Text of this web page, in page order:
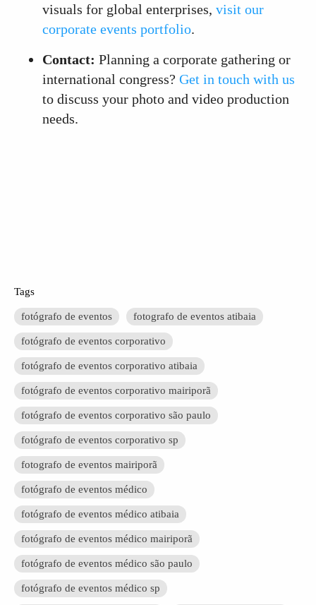
visuals for global enterprises, visit our
corporate events portfolio.
Contact: Planning a corporate gathering or
international congress? Get in touch with us
to discuss your photo and video production
needs.
Tags
fotógrafo de eventos fotografo de eventos atibaia
fotógrafo de eventos corporativo
fotógrafo de eventos corporativo atibaia
fotógrafo de eventos corporativo mairiporã
fotógrafo de eventos corporativo são paulo
fotógrafo de eventos corporativo sp
fotografo de eventos mairiporã
fotógrafo de eventos médico
fotógrafo de eventos médico atibaia
fotógrafo de eventos médico mairiporã
fotógrafo de eventos médico são paulo
fotógrafo de eventos médico sp